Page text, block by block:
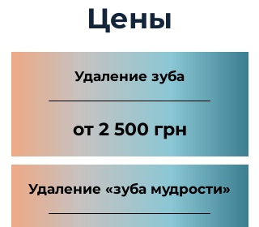
Цены
Удаление зуба
от 2 500 грн
Удаление «зуба мудрости»